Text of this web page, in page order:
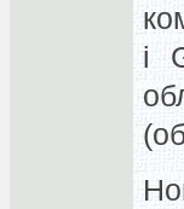
і